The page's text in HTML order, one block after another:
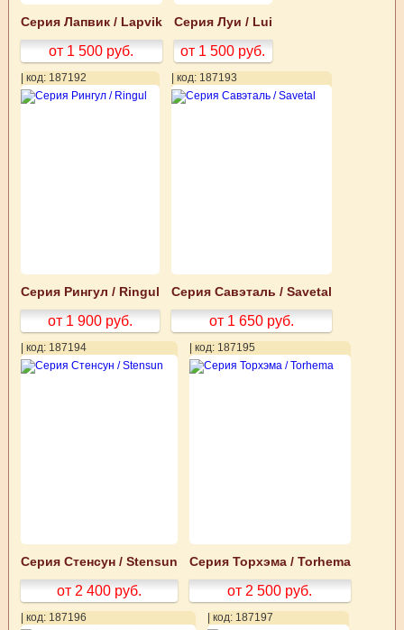
Серия Лапвик / Lapvik
от 1 500 руб.
Серия Луи / Lui
от 1 500 руб.
| код: 187192
Серия Рингул / Ringul
от 1 900 руб.
| код: 187193
Серия Савэталь / Savetal
от 1 650 руб.
| код: 187194
Серия Стенсун / Stensun
от 2 400 руб.
| код: 187195
Серия Торхэма / Torhema
от 2 500 руб.
| код: 187196 | код: 187197